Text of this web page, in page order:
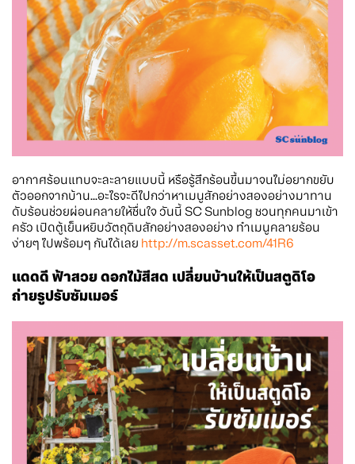
อากาศร้อนแทบจะละลายแบบนี้ หรือรู้สึกร้อนขึ้นมาจนไม่อยากขยับ
ตัวออกจากบ้าน...อะไรจะดีไปกว่าหาเมนูสักอย่างสองอย่างมาทาน
ดับร้อนช่วยผ่อนคลายให้ชื่นใจ วันนี้ SC Sunblog ชวนทุกคนมาเข้า
ครัว เปิดตู้เย็นหยิบวัตถุดิบสักอย่างสองอย่าง ทำเมนูคลายร้อน
ง่ายๆ ไปพร้อมๆ กันได้เลย http://m.scasset.com/41R6
แดดดี ฟ้าสวย ดอกไม้สีสด เปลี่ยนบ้านให้เป็นสตูดิโอ
ถ่ายรูปรับซัมเมอร์